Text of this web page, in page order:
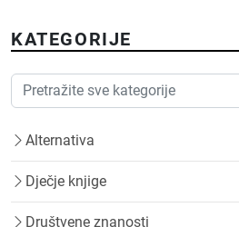
KATEGORIJE
Alternativa
Dječje knjige
Društvene znanosti